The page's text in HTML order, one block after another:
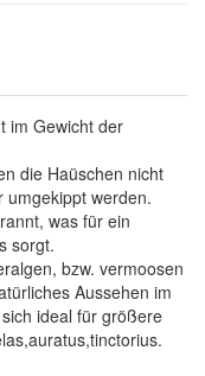
im Gewicht der
die Haüschen nicht
umgekippt werden.
was für ein
sorgt.
bzw. vermoosen
Aussehen im
ideal für größere